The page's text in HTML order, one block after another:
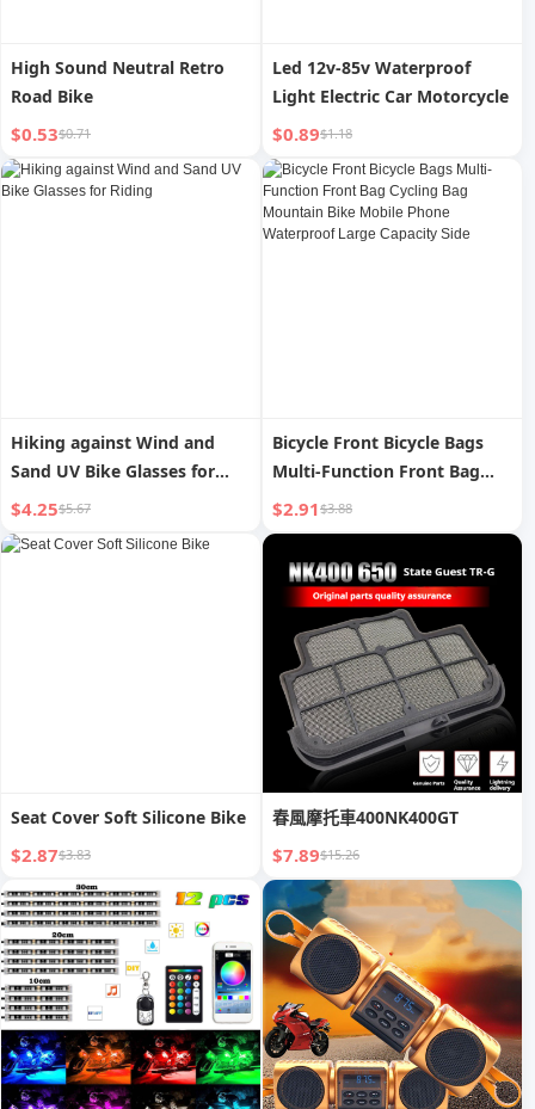
High Sound Neutral Retro
Road Bike
$0.53$0.71
Led 12v-85v Waterproof
Light Electric Car Motorcycle
$0.89$1.18
Hiking against Wind and
Sand UV Bike Glasses for
Riding
$4.25$5.67
Bicycle Front Bicycle Bags
Multi-Function Front Bag
Cycling Bag Mountain Bike
Mobile Phone Waterproof
Large Capacity Side
$2.91$3.88
Seat Cover Soft Silicone Bike
$2.87$3.83
春風摩托車400NK400GT
$7.89$15.26